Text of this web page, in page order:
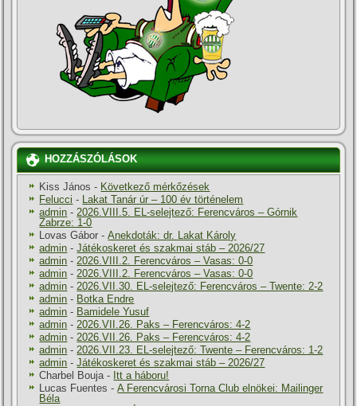
HOZZÁSZÓLÁSOK
Kiss János - Következő mérkőzések
Felucci - Lakat Tanár úr – 100 év történelem
admin -2026.VIII.5. EL-selejtező: Ferencváros – Górnik
Zabrze: 1-0
Lovas Gábor -Anekdoták: dr. Lakat Károly
admin -Játékoskeret és szakmai stáb – 2026/27
admin -2026.VIII.2. Ferencváros – Vasas: 0-0
admin -2026.VIII.2. Ferencváros – Vasas: 0-0
admin -2026.VII.30. EL-selejtező: Ferencváros – Twente: 2-2
admin - Botka Endre
admin - Bamidele Yusuf
admin -2026.VII.26. Paks – Ferencváros: 4-2
admin -2026.VII.26. Paks – Ferencváros: 4-2
admin -2026.VII.23. EL-selejtező: Twente – Ferencváros: 1-2
admin -Játékoskeret és szakmai stáb – 2026/27
Charbel Bouja- Itt a háboru!
Lucas Fuentes -A Ferencvárosi Torna Club elnökei: Mailinger
Béla